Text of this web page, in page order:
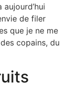
de filer
que je ne me
copains, du